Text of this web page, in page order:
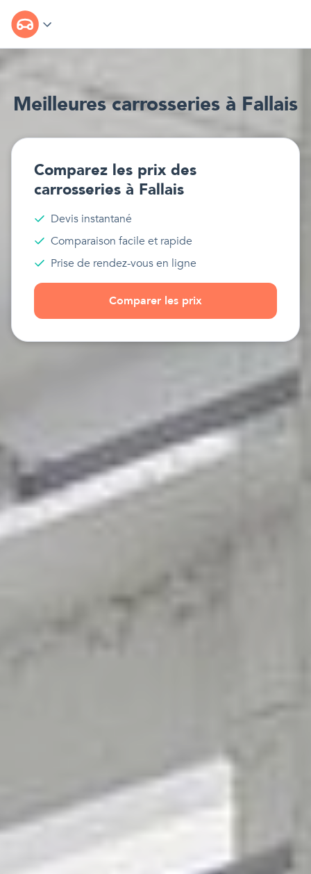
Meilleurescarrosseries à Fallais
Comparez les prix des
carrosseries à Fallais
Devis instantané
Comparaison facile et rapide
Prise de rendez-vous en ligne
Comparer les prix